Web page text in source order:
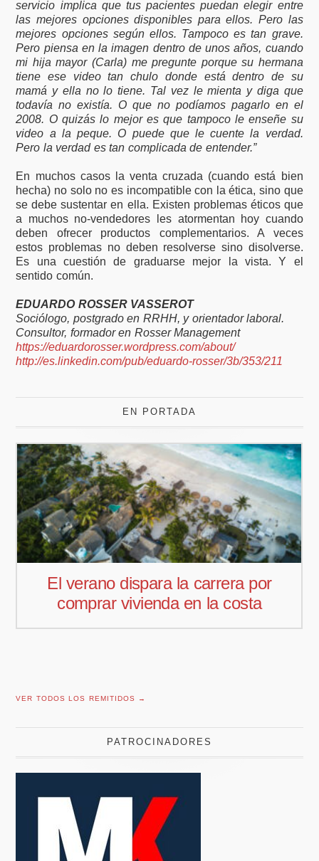
servicio implica que tus pacientes puedan elegir entre
las mejores opciones disponibles para ellos. Pero las
mejores opciones según ellos. Tampoco es tan grave.
Pero piensa en la imagen dentro de unos años, cuando
mi hija mayor (Carla) me pregunte porque su hermana
tiene ese video tan chulo donde está dentro de su
mamá y ella no lo tiene. Tal vez le mienta y diga que
todavía no existía. O que no podíamos pagarlo en el
2008. O quizás lo mejor es que tampoco le enseñe su
video a la peque. O puede que le cuente la verdad.
Pero la verdad es tan complicada de entender.”
En muchos casos la venta cruzada (cuando está bien
hecha) no solo no es incompatible con la ética, sino que
se debe sustentar en ella. Existen problemas éticos que
a muchos no-vendedores les atormentan hoy cuando
deben ofrecer productos complementarios. A veces
estos problemas no deben resolverse sino disolverse.
Es una cuestión de graduarse mejor la vista. Y el
sentido común.
EDUARDO ROSSER VASSEROT
Sociólogo, postgrado en RRHH, y orientador laboral.
Consultor, formador en Rosser Management
https://eduardorosser.wordpress.com/about/
http://es.linkedin.com/pub/eduardo-rosser/3b/353/211
EN PORTADA
Pedro Aguiar nuevo responsable
comercial para Offcoustic Iberia
VER TODOS LOS REMITIDOS →
PATROCINADORES